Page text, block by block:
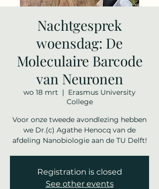
Nachtgesprek
woensdag: De
Moleculaire Barcode
van Neuronen
wo 18 mrt
  |
Erasmus University
College
Voor onze tweede avondlezing hebben
we Dr.(c) Agathe Henocq van de
afdeling Nanobiologie aan de TU Delft!
Registration is closed
See other events